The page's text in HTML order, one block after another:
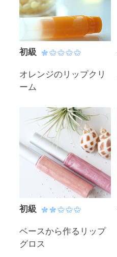
初級
オレンジのリップクリ
ーム
初級
ベースから作るリップ
グロス